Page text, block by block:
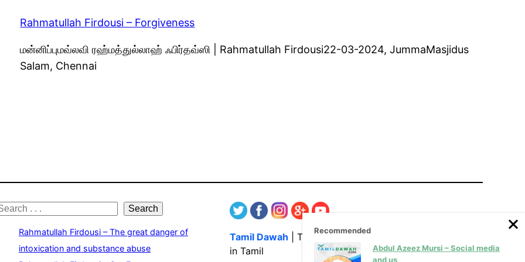
Rahmatullah Firdousi – Forgiveness
மன்னிப்புமவ்லவி ரஹ்மத்துல்லாஹ் ஃபிர்தவ்ஸி | Rahmatullah Firdousi22-03-2024, JummaMasjidus
Salam, Chennai
Search
Rahmatullah Firdousi – The great danger of
intoxication and substance abuse
Tamil Dawah | The Media Hub for Islamic Lectures
in Tamil
Recommended
Abdul Azeez Mursi – Social media
and us